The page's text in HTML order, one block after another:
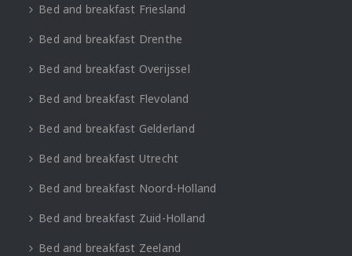
Bed and breakfast Friesland
Bed and breakfast Drenthe
Bed and breakfast Overijssel
Bed and breakfast Flevoland
Bed and breakfast Gelderland
Bed and breakfast Utrecht
Bed and breakfast Noord-Holland
Bed and breakfast Zuid-Holland
Bed and breakfast Zeeland